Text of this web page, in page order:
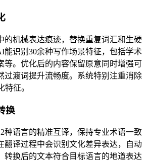
的机械表达痕迹，替换重复词汇和生硬
能识别30余种写作场景特征，包括学术
等。优化后的内容保留原意同时增强可
过渡词提升流畅度。系统特别注重消除
特征。
换
种语言的精准互译，保持专业术语一致
翻译过程中会识别文化差异表达，自动
转换后的文本符合目标语言的地道表达